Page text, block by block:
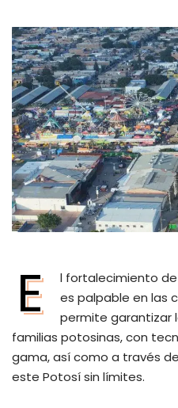
E
l fortalecimiento
es palpable en las
permite garantizar
familias potosinas, con
gama, así como a través
este Potosí sin límites.